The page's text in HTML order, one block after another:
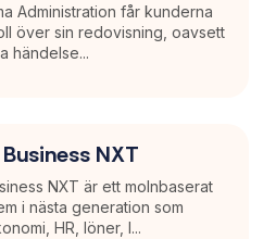
Administration får kunderna
över sin redovisning, oavsett
händelse...
NXT
NXT är ett molnbaserat
i nästa generation som
HR, löner, l...